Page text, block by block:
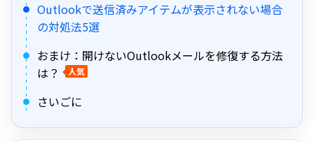
Outlookで送信済みアイテムが表示されない場合
の対処法5選
おまけ：開けないOutlookメールを修復する方法
は？
人気
さいごに